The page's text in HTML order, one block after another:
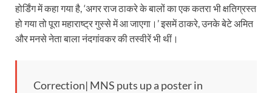
होर्डिंग में कहा गया है, ‘अगर राज ठाकरे के बालों का एक कतरा भी क्षतिग्रस्त
हो गया तो पूरा महाराष्ट्र गुस्से में आ जाएगा।’ इसमें ठाकरे, उनके बेटे अमित
और मनसे नेता बाला नंदगांवकर की तस्वीरें भी थीं।
Correction| MNS puts up a poster in